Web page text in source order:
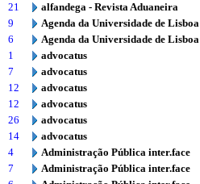
21
alfandega - Revista Aduaneira
9
Agenda da Universidade de Lisboa
6
Agenda da Universidade de Lisboa
1
advocatus
7
advocatus
12
advocatus
12
advocatus
26
advocatus
14
advocatus
4
Administração Pública inter.face
7
Administração Pública inter.face